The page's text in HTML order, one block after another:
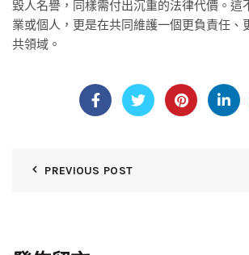
毀人名譽，同樣需付出沉重的法律代價。這
業或個人，更是在共同維護一個更負責任、
共領域。
PREVIOUS POST